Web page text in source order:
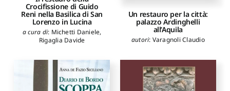
Crocifissione di Guido
Reni nella Basilica di San
Lorenzo in Lucina
a cura di: Michetti Daniele,
Rigaglia Davide
Un restauro per la città:
palazzo Ardinghelli
all’Aquila
autori: Varagnoli Claudio